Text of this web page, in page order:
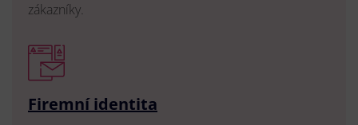
zákazníky.
Firemní identita